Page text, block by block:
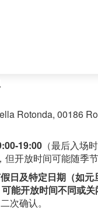
Rotonda, 00186
19:00 （最后入场
但开放时间可能随季节
日及特定日期（如元
能开放时间不同或关
次确认。